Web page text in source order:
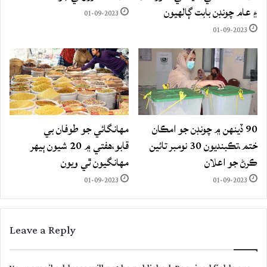
۽ عام چونڊن بابت ڳالهيون
01-09-2023
01-09-2023
90 ڏينهن ۾ چونڊن جو امڪان
ختم،تڪبنديون 30 نومبر تائين
ڪرڻ جو اعلان
01-09-2023
مهانگائي جو طوفان بي
قابو،هفتي ۾ 20 شيون ٻيهر
مهانگيون ٿي ويون
01-09-2023
Leave a Reply